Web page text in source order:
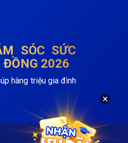
SÓC SỨC
ĐỒNG 2026
hàng triệu gia đình
×